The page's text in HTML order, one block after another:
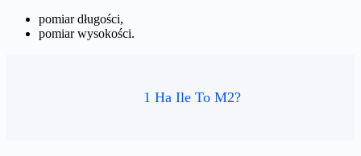
pomiar długości,
pomiar wysokości.
1 Ha Ile To M2?